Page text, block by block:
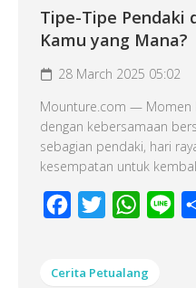
Tipe-Tipe Pendaki
Kamu yang Mana?
28 March 2025 05:02
Mounture.com — Momen
dengan kebersamaan
sebagian pendaki, hari
kesempatan untuk
Facebook
Twitter
Cerita Petualang